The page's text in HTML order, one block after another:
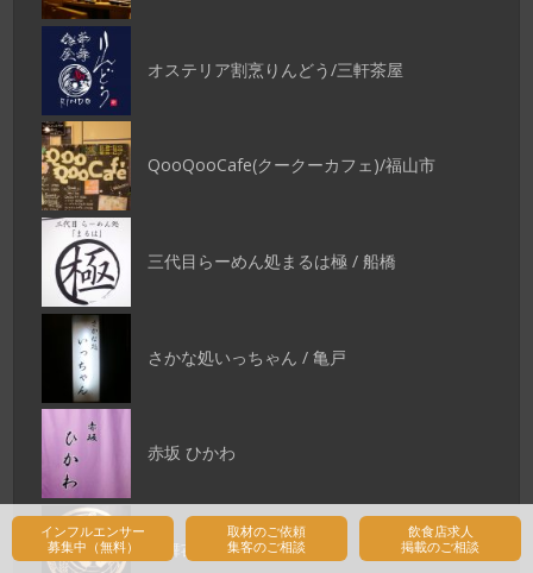
インフルエンサー
募集中（無料）
取材のご依頼
集客のご相談
飲食店求人
掲載のご相談
オステリア割烹りんどう/三軒茶屋
QooQooCafe(クークーカフェ)/福山市
三代目らーめん処まるは極 / 船橋
さかな処いっちゃん / 亀戸
赤坂 ひかわ
華舞㐂屋 ろんど/三軒茶屋